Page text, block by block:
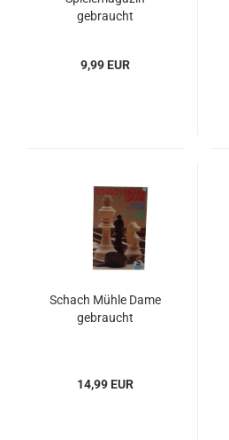
gebraucht
9,99 EUR
Schach Mühle Dame
gebraucht
14,99 EUR